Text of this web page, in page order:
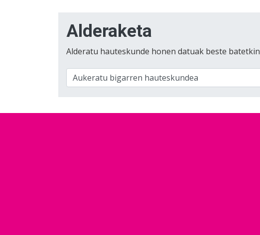
Alderaketa
Alderatu hauteskunde honen datuak beste batetkin